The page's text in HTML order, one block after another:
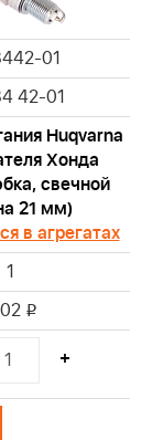
798795
805267S
595191
491056
492932S
692513
696854
795990
798576
842921
298090S
394358S
01
42-01
Huqvarna
Хонда
свечной
21 мм)
в агрегатах
1
i
+